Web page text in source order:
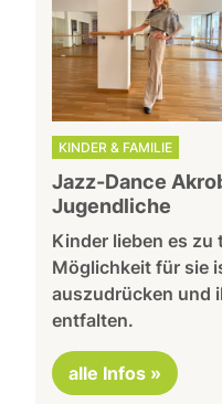
KINDER & FAMILIE
Jazz-Dance
Jugendliche
Kinder lieben es zu
Möglichkeit für sie
auszudrücken und
entfalten.
alle Infos »